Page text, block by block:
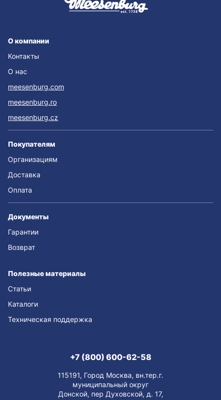
О компании
Контакты
О нас
meesenburg.com
meesenburg.ro
meesenburg.cz
Покупателям
Организациям
Доставка
Оплата
Документы
Гарантии
Возврат
Полезные материалы
Статьи
Каталоги
Техническая поддержка
+7 (800) 600-62-58
115191, Город Москва, вн.тер.г.
муниципальный округ
Донской, пер Духовской, д. 17,